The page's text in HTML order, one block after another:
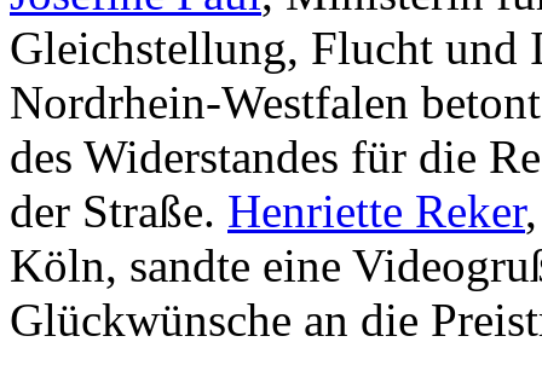
Gleichstellung, Flucht und
Nordrhein-Westfalen
des Widerstandes für die
der Straße. Henriette Reker
Köln, sandte eine
Glückwünsche an die